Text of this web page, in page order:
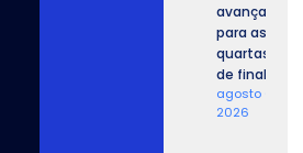
avança
para as
quartas
de final.
agosto 6,
2026